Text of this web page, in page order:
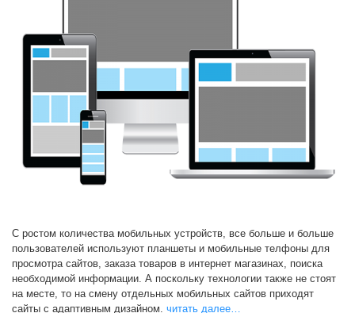
С ростом количества мобильных устройств, все больше и больше
пользователей используют планшеты и мобильные телфоны для
просмотра сайтов, заказа товаров в интернет магазинах, поиска
необходимой информации. А поскольку технологии также не стоят
на месте, то на смену отдельных мобильных сайтов приходят
сайты с адаптивным дизайном. читать далее…